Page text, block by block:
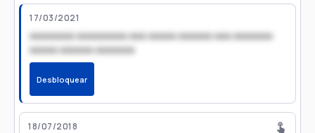
17/03/2021
xxxxxxxx xxxxxxxxx xxx xxxxx xxxxxx xxx xxxxxxx
xxxxx xxxxxx xxxxxxx
Desbloquear
18/07/2018